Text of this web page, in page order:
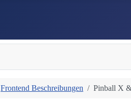
Frontend Beschreibungen Pinball X